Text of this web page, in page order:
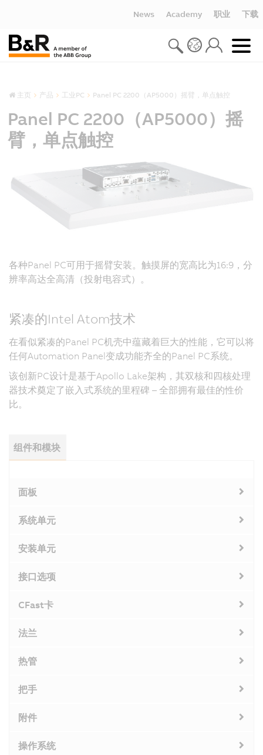
News Academy 职业 下载
主页 产品 工业PC Panel PC 2200（AP5000）摇臂，单点触控
Panel PC 2200（AP5000）摇
臂，单点触控
各种Panel PC可用于摇臂安装。触摸屏的宽高比为16:9，分
辨率高达全高清（投射电容式）。
紧凑的Intel Atom技术
在看似紧凑的Panel PC机壳中蕴藏着巨大的性能，它可以将
任何Automation Panel变成功能齐全的Panel PC系统。
该创新PC设计是基于Apollo Lake架构，其双核和四核处理
器技术奠定了嵌入式系统的里程碑 – 全部拥有最佳的性价
比。
组件和模块
面板
系统单元
安装单元
接口选项
CFast卡
法兰
热管
把手
附件
操作系统